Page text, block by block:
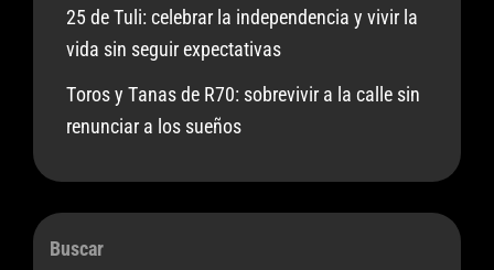
25 de Tuli: celebrar la independencia y vivir la
vida sin seguir expectativas
Toros y Tanas de R70: sobrevivir a la calle sin
renunciar a los sueños
Buscar